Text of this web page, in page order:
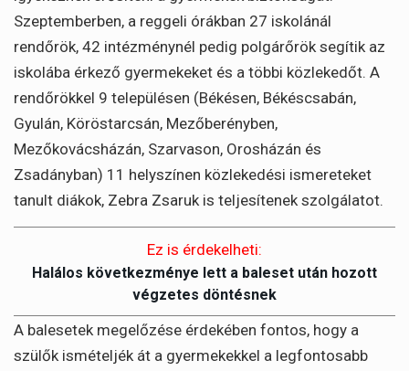
Szeptemberben, a reggeli órákban 27 iskolánál
rendőrök, 42 intézménynél pedig polgárőrök segítik az
iskolába érkező gyermekeket és a többi közlekedőt. A
rendőrökkel 9 településen (Békésen, Békéscsabán,
Gyulán, Köröstarcsán, Mezőberényben,
Mezőkovácsházán, Szarvason, Orosházán és
Zsadányban) 11 helyszínen közlekedési ismereteket
tanult diákok, Zebra Zsaruk is teljesítenek szolgálatot.
Ez is érdekelheti:
Halálos következménye lett a baleset után hozott
végzetes döntésnek
A balesetek megelőzése érdekében fontos, hogy a
szülők ismételjék át a gyermekekkel a legfontosabb